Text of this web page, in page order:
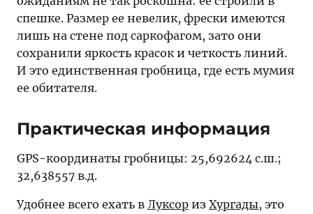
спешке. Размер ее невелик, фрески имеются
лишь на стене под саркофагом, зато они
сохранили яркость красок и четкость линий.
И это единственная гробница, где есть мумия
ее обитателя.
Практическая информация
GPS-координаты гробницы: 25,692624 с.ш.;
32,638557 в.д.
Удобнее всего ехать в Луксор из Хургады, это